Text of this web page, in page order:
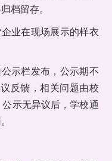
档留存。
业在现场展示的样衣
示栏发布，公示期不
反馈，相关问题由校
示无异议后，学校通